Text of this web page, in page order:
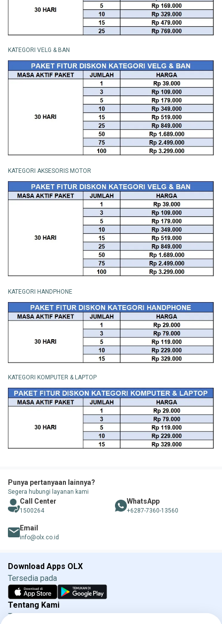
KATEGORI VELG & BAN
KATEGORI AKSESORIS MOTOR
KATEGORI HANDPHONE
KATEGORI KOMPUTER & LAPTOP
Punya pertanyaan lainnya?
Segera hubungi layanan kami
Call Center
1500264
WhatsApp
+6287-7360-13560
Email
info@olx.co.id
Download Apps OLX
Tersedia pada
Tentang Kami
Tentang OLX